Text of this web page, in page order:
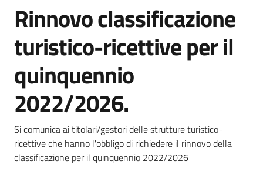
Rinnovo classificazione
turistico-ricettive per il
quinquennio
2022/2026.
Si comunica ai titolari/gestori delle strutture turistico-
ricettive che hanno l'obbligo di richiedere il rinnovo della
classificazione per il quinquennio 2022/2026